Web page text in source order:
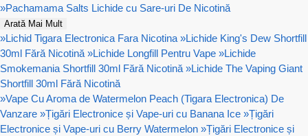
»Pachamama Salts Lichide cu Sare-uri De Nicotină
Arată Mai Mult
»Lichid Tigara Electronica Fara Nicotina »Lichide King's Dew Shortfill
30ml Fără Nicotină »Lichide Longfill Pentru Vape »Lichide
Smokemania Shortfill 30ml Fără Nicotină »Lichide The Vaping Giant
Shortfill 30ml Fără Nicotină
»Vape Cu Aroma de Watermelon Peach (Tigara Electronica) De
Vanzare »Țigări Electronice și Vape-uri cu Banana Ice »Țigări
Electronice și Vape-uri cu Berry Watermelon »Țigări Electronice și